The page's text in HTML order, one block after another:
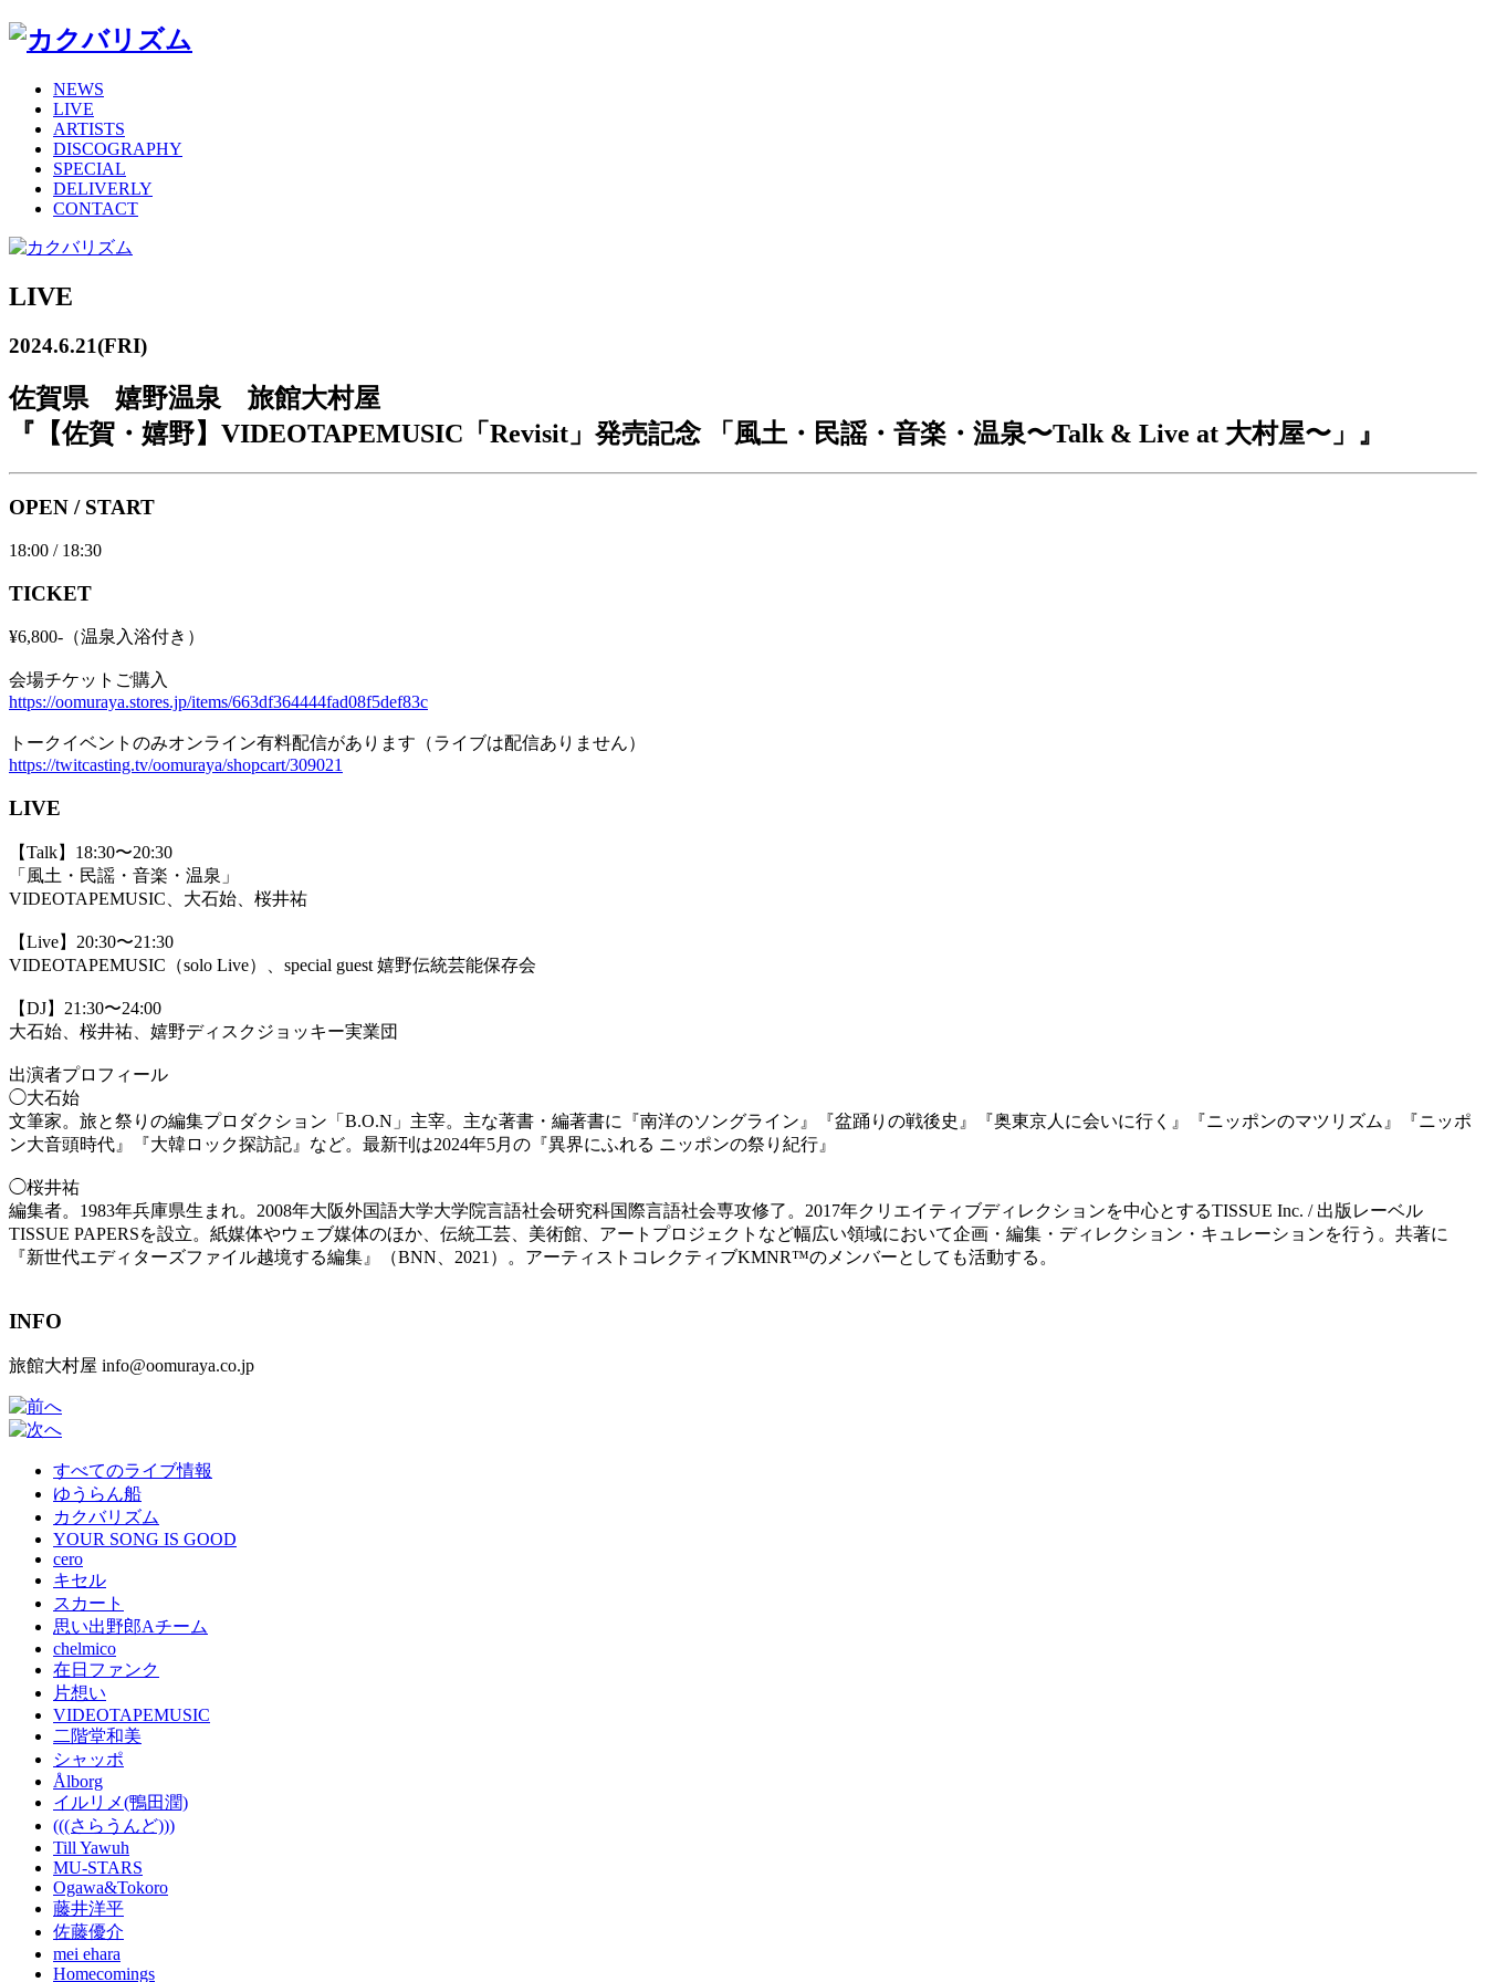
NEWS
LIVE
ARTISTS
DISCOGRAPHY
SPECIAL
DELIVERLY
CONTACT
LIVE
2024.6.21(FRI)
佐賀県 嬉野温泉 旅館大村屋
『【佐賀・嬉野】VIDEOTAPEMUSIC「Revisit」発売記念 「風土・民謡・音楽・温泉〜Talk & Live at 大村屋〜」』
OPEN / START
18:00 / 18:30
TICKET
¥6,800-（温泉入浴付き）
会場チケットご購入
https://oomuraya.stores.jp/items/663df364444fad08f5def83c
トークイベントのみオンライン有料配信があります（ライブは配信ありません）
https://twitcasting.tv/oomuraya/shopcart/309021
LIVE
【Talk】18:30〜20:30
「風土・民謡・音楽・温泉」
VIDEOTAPEMUSIC、大石始、桜井祐
【Live】20:30〜21:30
VIDEOTAPEMUSIC（solo Live）、special guest 嬉野伝統芸能保存会
【DJ】21:30〜24:00
大石始、桜井祐、嬉野ディスクジョッキー実業団
出演者プロフィール
◯大石始
文筆家。旅と祭りの編集プロダクション「B.O.N」主宰。主な著書・編著書に『南洋のソングライン』『盆踊りの戦後史』『奥東京人に会いに行く』『ニッポンのマツリズム』『ニッポ
ン大音頭時代』『大韓ロック探訪記』など。最新刊は2024年5月の『異界にふれる ニッポンの祭り紀行』
◯桜井祐
編集者。1983年兵庫県生まれ。2008年大阪外国語大学大学院言語社会研究科国際言語社会専攻修了。2017年クリエイティブディレクションを中心とするTISSUE Inc. / 出版レーベル
TISSUE PAPERSを設立。紙媒体やウェブ媒体のほか、伝統工芸、美術館、アートプロジェクトなど幅広い領域において企画・編集・ディレクション・キュレーションを行う。共著に
『新世代エディターズファイル越境する編集』（BNN、2021）。アーティストコレクティブKMNR™のメンバーとしても活動する。
INFO
旅館大村屋 info@oomuraya.co.jp
すべてのライブ情報
ゆうらん船
カクバリズム
YOUR SONG IS GOOD
cero
キセル
スカート
思い出野郎Aチーム
chelmico
在日ファンク
片想い
VIDEOTAPEMUSIC
二階堂和美
シャッポ
Ålborg
イルリメ(鴨田潤)
(((さらうんど)))
Till Yawuh
MU-STARS
Ogawa&Tokoro
藤井洋平
佐藤優介
mei ehara
Homecomings